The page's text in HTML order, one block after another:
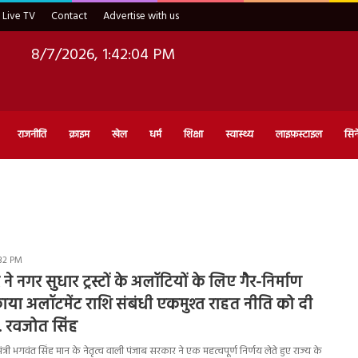
Live TV Contact Advertise with us
8/7/2026, 1:42:05 PM
राजनीति क्राइम खेल धर्म शिक्षा स्वास्थ्य लाइफ़स्टाइल
PM
नगर सुधार ट्रस्टों के अलॉटियों के लिए गैर-निर्माण
अलॉटमेंट राशि संबंधी एकमुश्त राहत नीति को दी
रवजोत सिंह
भगवंत सिंह मान के नेतृत्व वाली पंजाब सरकार ने एक महत्वपूर्ण निर्णय लेते हुए राज्य के